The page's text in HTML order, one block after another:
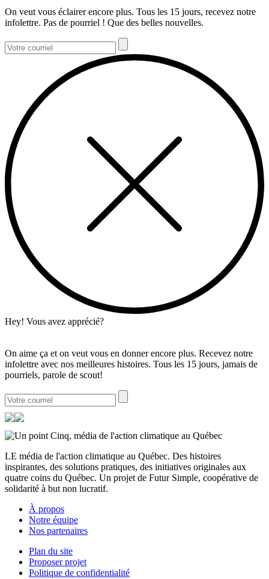
On veut vous éclairer encore plus. Tous les 15 jours, recevez notre
infolettre. Pas de pourriel ! Que des belles nouvelles.
Hey! Vous avez apprécié?
On aime ça et on veut vous en donner encore plus. Recevez notre
infolettre avec nos meilleures histoires. Tous les 15 jours, jamais de
pourriels, parole de scout!
LE média de l'action climatique au Québec. Des histoires
inspirantes, des solutions pratiques, des initiatives originales aux
quatre coins du Québec. Un projet de Futur Simple, coopérative de
solidarité à but non lucratif.
À propos
Notre équipe
Nos partenaires
Plan du site
Proposer projet
Politique de confidentialité